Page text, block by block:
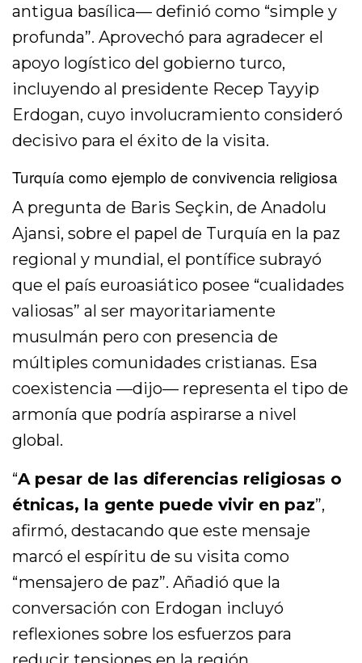
antigua basílica— definió como “simple y
profunda”. Aprovechó para agradecer el
apoyo logístico del gobierno turco,
incluyendo al presidente Recep Tayyip
Erdogan, cuyo involucramiento consideró
decisivo para el éxito de la visita.
Turquía como ejemplo de convivencia religiosa
A pregunta de Baris Seçkin, de Anadolu
Ajansi, sobre el papel de Turquía en la paz
regional y mundial, el pontífice subrayó
que el país euroasiático posee “cualidades
valiosas” al ser mayoritariamente
musulmán pero con presencia de
múltiples comunidades cristianas. Esa
coexistencia —dijo— representa el tipo de
armonía que podría aspirarse a nivel
global.
“A pesar de las diferencias religiosas o
étnicas, la gente puede vivir en paz”,
afirmó, destacando que este mensaje
marcó el espíritu de su visita como
“mensajero de paz”. Añadió que la
conversación con Erdogan incluyó
reflexiones sobre los esfuerzos para